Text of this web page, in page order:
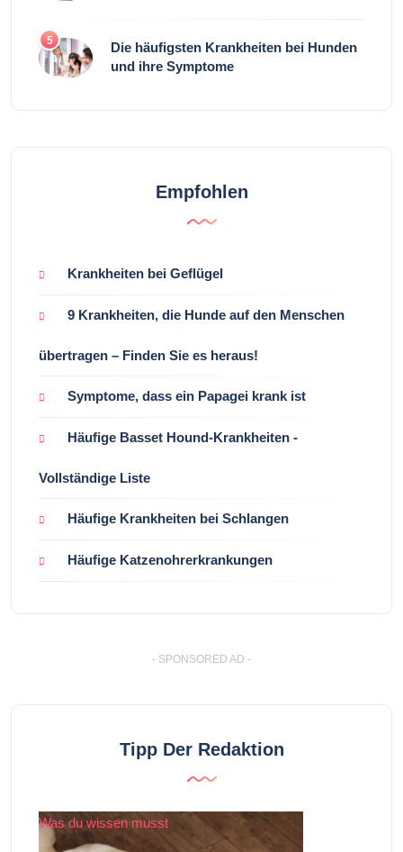
5
Die häufigsten Krankheiten bei Hunden
und ihre Symptome
Empfohlen
Krankheiten bei Geflügel
9 Krankheiten, die Hunde auf den Menschen
übertragen – Finden Sie es heraus!
Symptome, dass ein Papagei krank ist
Häufige Basset Hound-Krankheiten -
Vollständige Liste
Häufige Krankheiten bei Schlangen
Häufige Katzenohrerkrankungen
- SPONSORED AD -
Tipp Der Redaktion
Was du wissen musst